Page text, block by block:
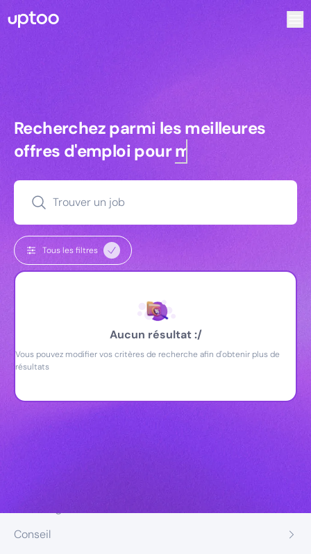
Recherchez parmi les meilleures
Recherchez parmi les meilleures
offres d'emploi pourmanagers
Trouver un job
Tous les filtres
Aucun résultat :/
Vous pouvez modifier vos critères de recherche afin d'obtenir plus de
résultats
Conseil